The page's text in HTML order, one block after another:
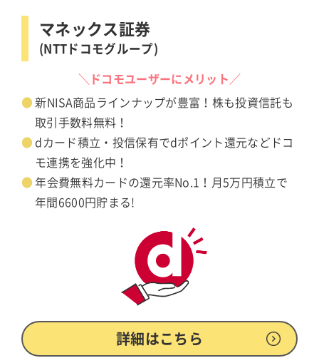
マネックス証券
(NTTドコモグループ)
＼ドコモユーザーにメリット／
新NISA商品ラインナップが豊富！株も投資信託も
取引手数料無料！
dカード積立・投信保有でdポイント還元などドコ
モ連携を強化中！
年会費無料カードの還元率No.1！月5万円積立で
年間6600円貯まる!
詳細はこちら